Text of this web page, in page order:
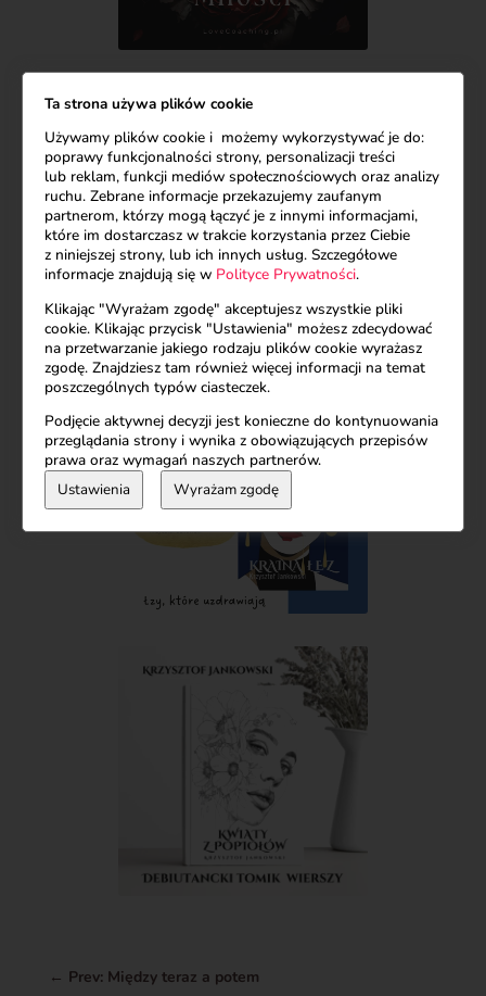
← Prev: Między teraz a potem
Ta strona używa plików cookie
Używamy plików cookie i możemy wykorzystywać je do:
poprawy funkcjonalności strony, personalizacji treści
lub reklam, funkcji mediów społecznościowych oraz analizy
ruchu. Zebrane informacje przekazujemy zaufanym
partnerom, którzy mogą łączyć je z innymi informacjami,
które im dostarczasz w trakcie korzystania przez Ciebie
z niniejszej strony, lub ich innych usług. Szczegółowe
informacje znajdują się w Polityce Prywatności.
Klikając "Wyrażam zgodę" akceptujesz wszystkie pliki
cookie. Klikając przycisk "Ustawienia" możesz zdecydować
na przetwarzanie jakiego rodzaju plików cookie wyrażasz
zgodę. Znajdziesz tam również więcej informacji na temat
poszczególnych typów ciasteczek.
Podjęcie aktywnej decyzji jest konieczne do kontynuowania
przeglądania strony i wynika z obowiązujących przepisów
prawa oraz wymagań naszych partnerów.
Ustawienia Wyrażam zgodę